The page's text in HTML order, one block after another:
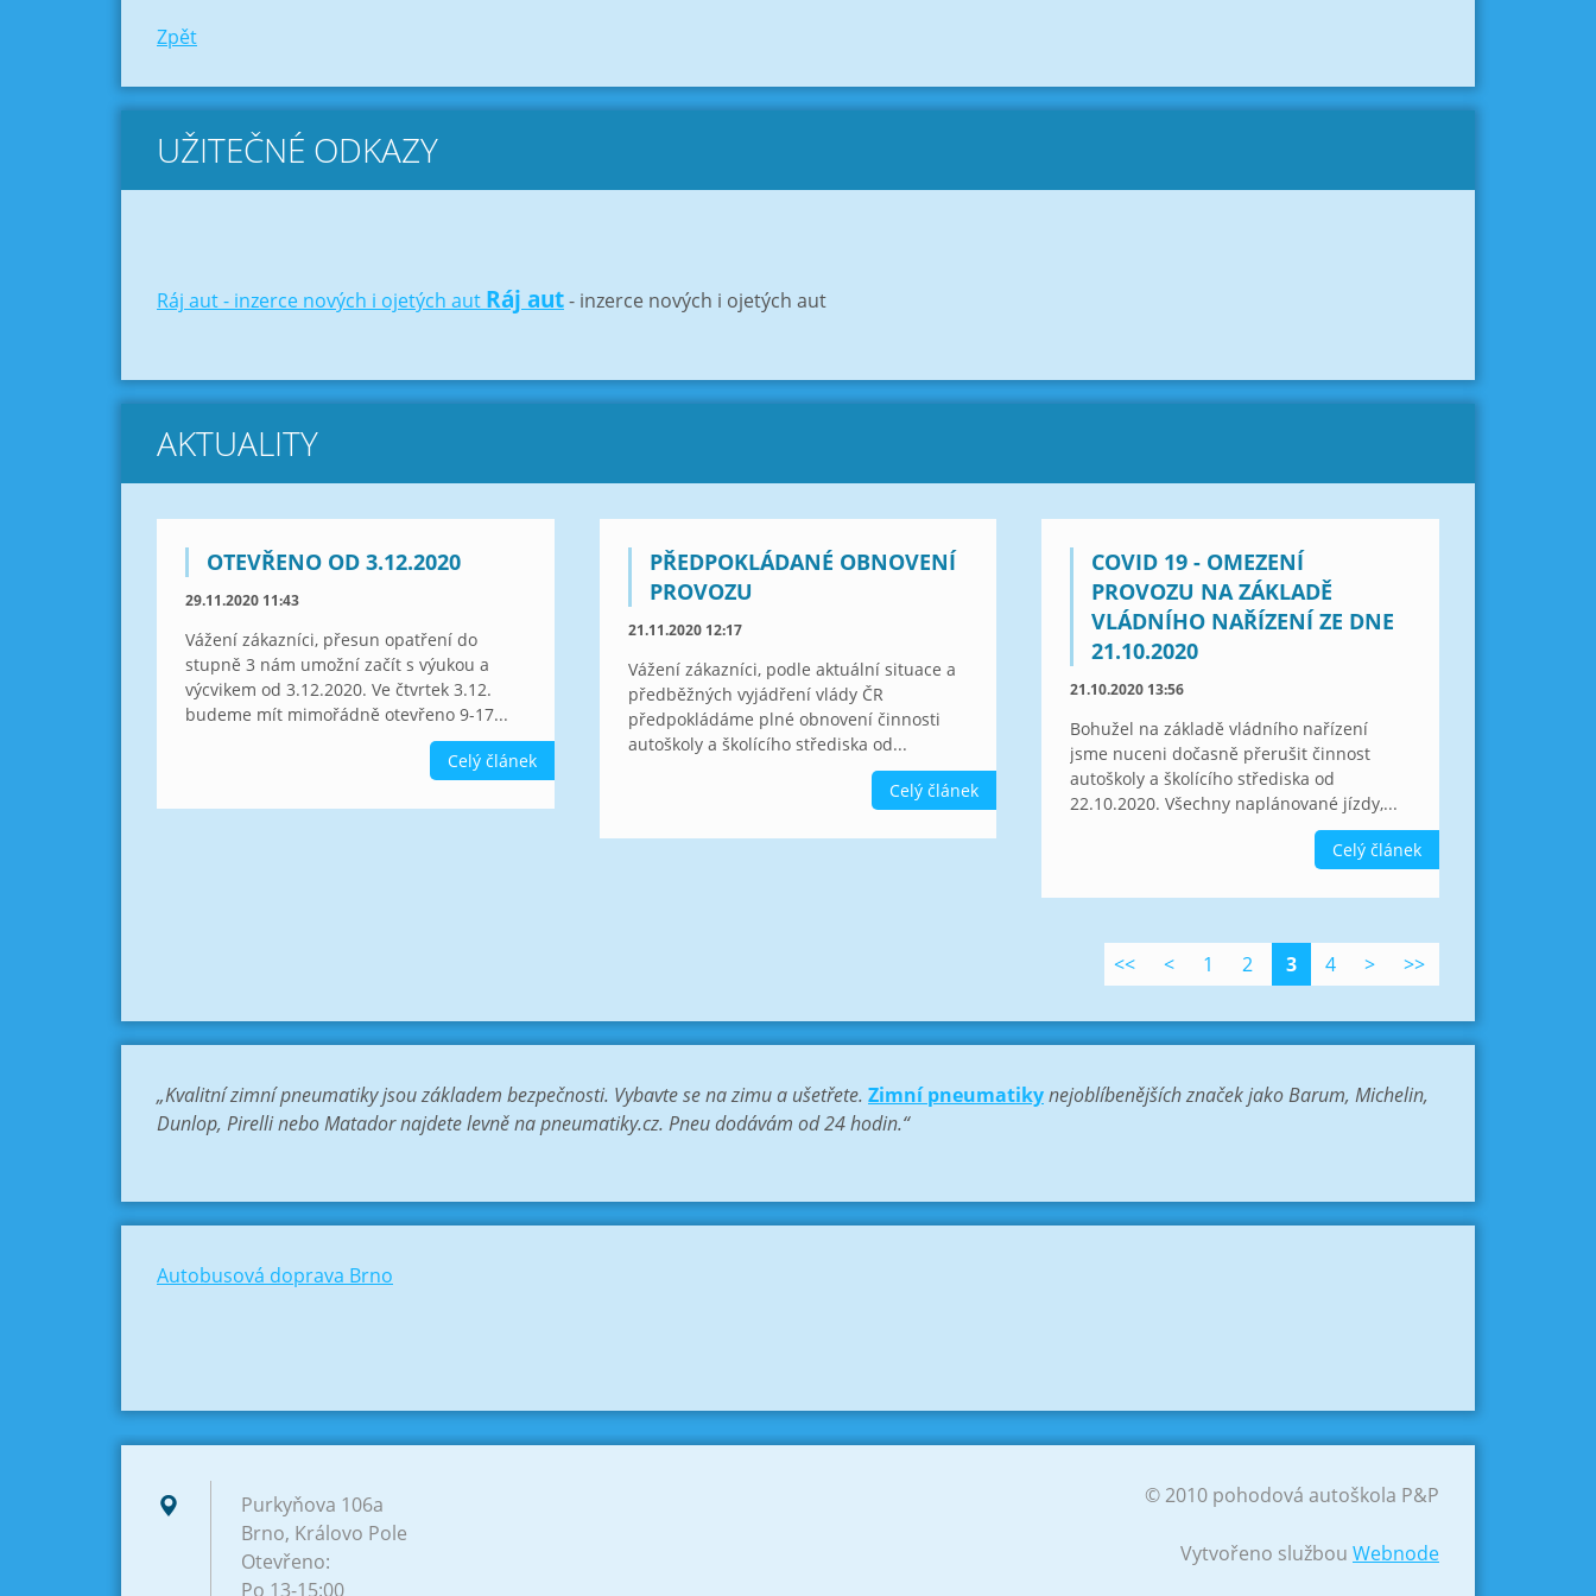
Zpět
UŽITEČNÉ ODKAZY
Ráj aut - inzerce nových i ojetých aut Ráj aut- inzerce nových i ojetých aut
AKTUALITY
OTEVŘENO OD 3.12.2020
29.11.2020 11:43
Vážení zákazníci, přesun opatření do
stupně 3 nám umožní začít s výukou a
výcvikem od 3.12.2020. Ve čtvrtek 3.12.
budeme mít mimořádně otevřeno 9-17...
Celý článek
PŘEDPOKLÁDANÉ OBNOVENÍ
PROVOZU
21.11.2020 12:17
Vážení zákazníci, podle aktuální situace a
předběžných vyjádření vlády ČR
předpokládáme plné obnovení činnosti
autoškoly a školícího střediska od...
Celý článek
COVID 19 - OMEZENÍ
PROVOZU NA ZÁKLADĚ
VLÁDNÍHO NAŘÍZENÍ ZE DNE
21.10.2020
21.10.2020 13:56
Bohužel na základě vládního nařízení
jsme nuceni dočasně přerušit činnost
autoškoly a školícího střediska od
22.10.2020. Všechny naplánované jízdy,...
Celý článek
<< < 1 2 3 4 > >>
„Kvalitní zimní pneumatiky jsou základem bezpečnosti. Vybavte se na zimu a ušetřete. Zimní pneumatikynejoblíbenějších značek jako Barum, Michelin,
Dunlop, Pirelli nebo Matador najdete levně na pneumatiky.cz. Pneu dodávám od 24 hodin.“
Autobusová doprava Brno
Purkyňova 106a
Brno, Královo Pole
Otevřeno:
Po 13-15:00
© 2010 pohodová autoškola P&P
Vytvořeno službou Webnode